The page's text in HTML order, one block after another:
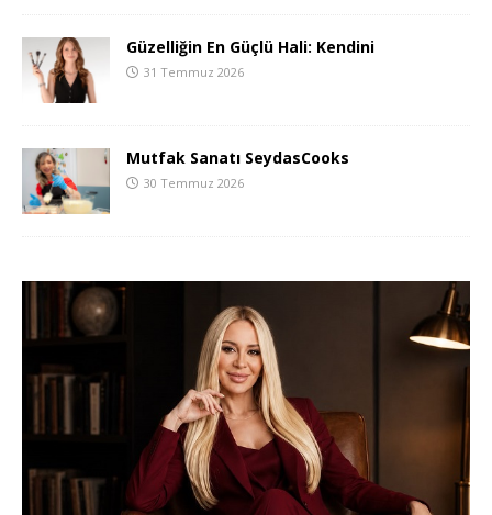
Güzelliğin En Güçlü Hali: Kendini
31 Temmuz 2026
Mutfak Sanatı SeydasCooks
30 Temmuz 2026